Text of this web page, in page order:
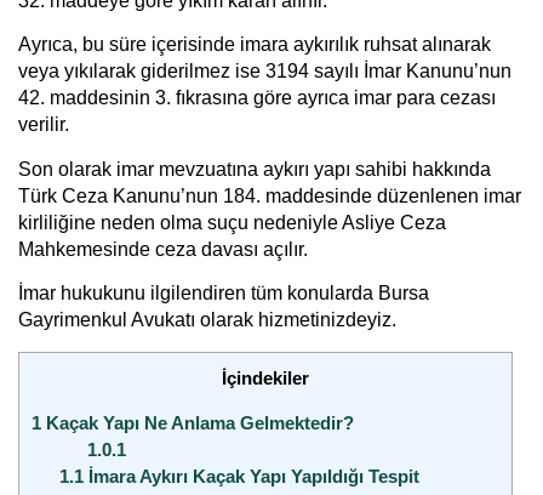
Ayrıca, bu süre içerisinde imara aykırılık ruhsat alınarak
veya yıkılarak giderilmez ise 3194 sayılı İmar Kanunu’nun
42. maddesinin 3. fıkrasına göre ayrıca imar para cezası
verilir.
Son olarak imar mevzuatına aykırı yapı sahibi hakkında
Türk Ceza Kanunu’nun 184. maddesinde düzenlenen imar
kirliliğine neden olma suçu nedeniyle Asliye Ceza
Mahkemesinde ceza davası açılır.
İmar hukukunu ilgilendiren tüm konularda Bursa
Gayrimenkul Avukatı olarak hizmetinizdeyiz.
İçindekiler
1 Kaçak Yapı Ne Anlama Gelmektedir?
1.0.1
1.1İmara Aykırı Kaçak Yapı Yapıldığı Tespit